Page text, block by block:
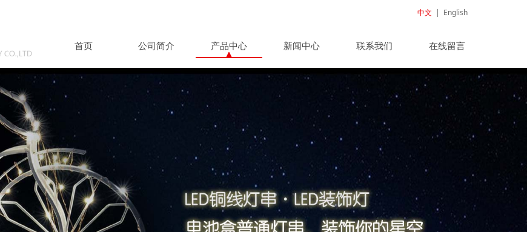
首页 公司简介 产品中心 新闻中心 联系我们 在线留言
中文 | English